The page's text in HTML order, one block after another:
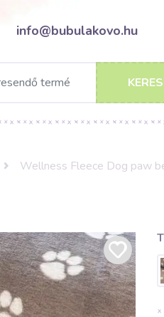
info@bubulakovo.hu
Wellness Fleece Dog paw